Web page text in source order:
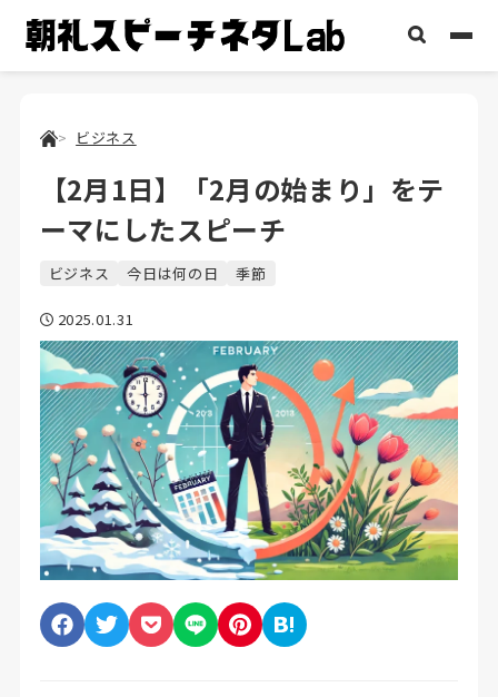
ビジネス
【2月1日】「2月の始まり」をテ
ーマにしたスピーチ
ビジネス 今日は何の日 季節
2025.01.31